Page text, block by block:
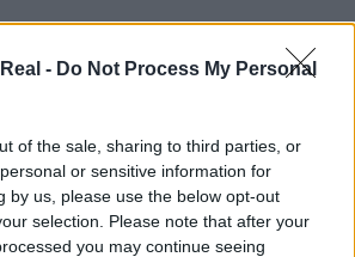
- Do Not Process My Personal
of the sale, sharing to third parties, or
or sensitive information for
by us, please use the below opt-out
selection. Please note that after your
you may continue seeing
em despiste na
Nogueira e Ermida